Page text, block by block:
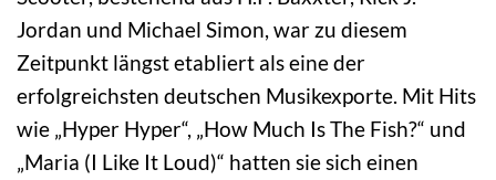
Jordan und Michael Simon, war zu diesem
Zeitpunkt längst etabliert als eine der
erfolgreichsten deutschen Musikexporte. Mit Hits
wie „Hyper Hyper“, „How Much Is The Fish?“ und
„Maria (I Like It Loud)“ hatten sie sich einen